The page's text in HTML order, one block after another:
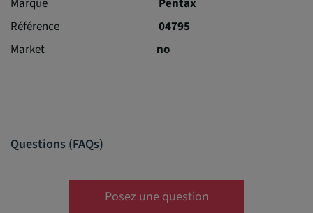
Référence
04795
Market
no
Questions (FAQs)
Posez une question